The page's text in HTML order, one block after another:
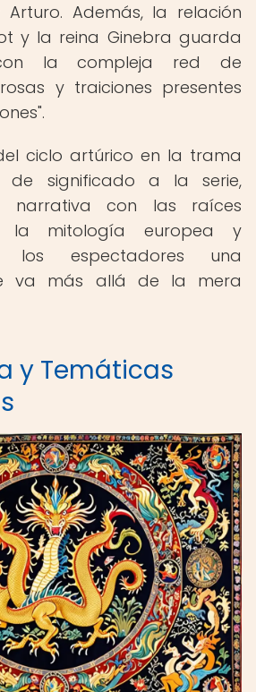
Arturo. Además, la relación
y la reina Ginebra guarda
con la compleja red de
y traiciones presentes
ciclo artúrico en la trama
de significado a la serie,
narrativa con las raíces
la mitología europea y
los espectadores una
va más allá de la mera
y Temáticas